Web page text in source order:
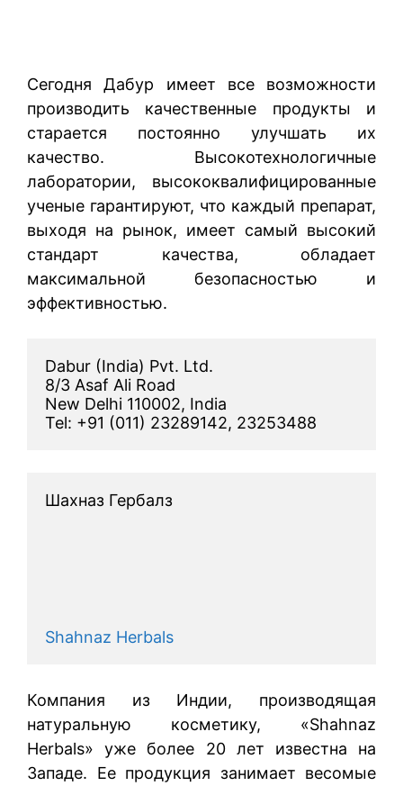
Сегодня Дабур имеет все возможности
производить качественные продукты и
старается постоянно улучшать их
качество. Высокотехнологичные
лаборатории, высококвалифицированные
ученые гарантируют, что каждый препарат,
выходя на рынок, имеет самый высокий
стандарт качества, обладает
максимальной безопасностью и
эффективностью.
Dabur (India) Pvt. Ltd.
8/3 Asaf Ali Road
New Delhi 110002, India
Tel: +91 (011) 23289142, 23253488
Шахназ Гербалз
Shahnaz Herbals
Компания из Индии, производящая
натуральную косметику, «Shahnaz
Herbals» уже более 20 лет известна на
Западе. Ее продукция занимает весомые